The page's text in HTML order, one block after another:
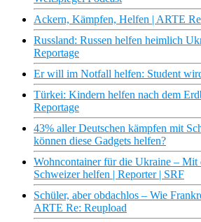
Ackern, Kämpfen, Helfen | ARTE
Russland: Russen helfen heimlich
Reportage
Er will im Notfall helfen: Student
Türkei: Kindern helfen nach dem
Reportage
43% aller Deutschen kämpfen mit
können diese Gadgets helfen?
Wohncontainer für die Ukraine – Mit
Schweizer helfen | Reporter | SRF
Schüler, aber obdachlos – Wie
ARTE Re: Reupload